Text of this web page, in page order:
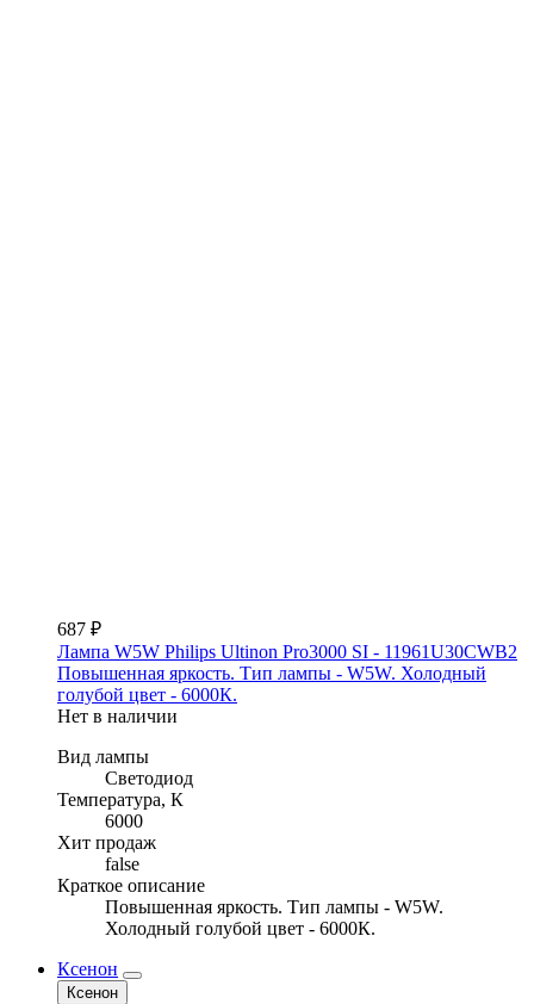
687 ₽
Лампа W5W Philips Ultinon Pro3000 SI - 11961U30CWB2
Повышенная яркость. Тип лампы - W5W. Холодный
голубой цвет - 6000К.
Нет в наличии
Вид лампы
Светодиод
Температура, К
6000
Хит продаж
false
Краткое описание
Повышенная яркость. Тип лампы - W5W.
Холодный голубой цвет - 6000К.
Ксенон
Ксенон